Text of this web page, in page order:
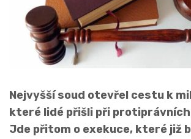
Nejvyšší soud otevřel cestu k
které lidé přišli při
Jde přitom o exekuce, které již